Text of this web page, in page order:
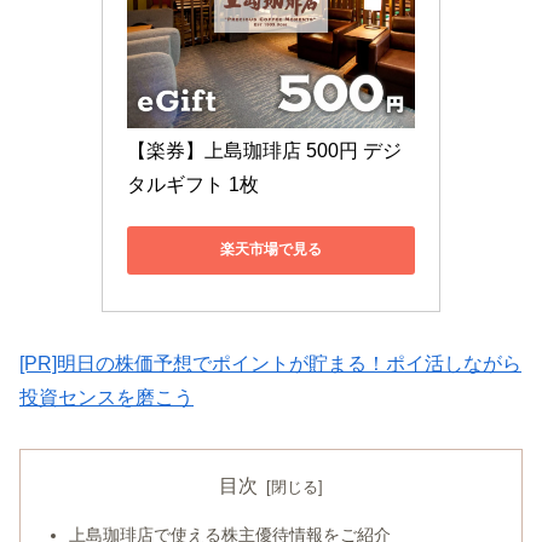
【楽券】上島珈琲店 500円 デジ
タルギフト 1枚
楽天市場で見る
[PR]明日の株価予想でポイントが貯まる！ポイ活しながら
投資センスを磨こう
目次
上島珈琲店で使える株主優待情報をご紹介